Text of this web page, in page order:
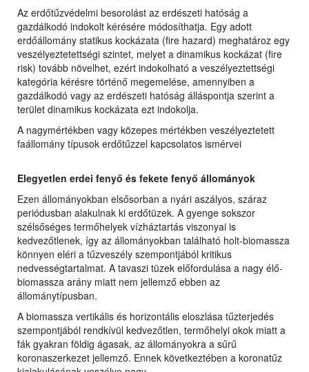
Az erdőtűzvédelmi besorolást az erdészeti hatóság a
gazdálkodó indokolt kérésére módosíthatja. Egy adott
erdőállomány statikus kockázata (fire hazard) meghatároz egy
veszélyeztetettségi szintet, melyet a dinamikus kockázat (fire
risk) tovább növelhet, ezért indokolható a veszélyeztettségi
kategória kérésre történő megemelése, amennyiben a
gazdálkodó vagy az erdészeti hatóság álláspontja szerint a
terület dinamikus kockázata ezt indokolja.
A nagymértékben vagy közepes mértékben veszélyeztetett
faállomány típusok erdőtűzzel kapcsolatos ismérvei
Elegyetlen erdei fenyő és fekete fenyő állományok
Ezen állományokban elsősorban a nyári aszályos, száraz
periódusban alakulnak ki erdőtüzek. A gyenge sokszor
szélsőséges termőhelyek vízháztartás viszonyai is
kedvezőtlenek, így az állományokban található holt-biomassza
könnyen eléri a tűzveszély szempontjából kritikus
nedvességtartalmat. A tavaszi tüzek előfordulása a nagy élő-
biomassza arány miatt nem jellemző ebben az
állománytípusban.
A biomassza vertikális és horizontális eloszlása tűzterjedés
szempontjából rendkívül kedvezőtlen, termőhelyi okok miatt a
fák gyakran földig ágasak, az állományokra a sűrű
koronaszerkezet jellemző. Ennek következtében a koronatűz